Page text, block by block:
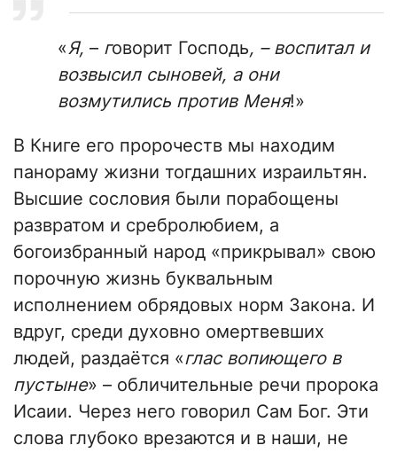
«Я, – говорит Господь, – воспитал и
возвысил сыновей, а они
возмутились против Меня!»
В Книге его пророчеств мы находим
панораму жизни тогдашних израильтян.
Высшие сословия были порабощены
развратом и сребролюбием, а
богоизбранный народ «прикрывал» свою
порочную жизнь буквальным
исполнением обрядовых норм Закона. И
вдруг, среди духовно омертвевших
людей, раздаётся «глас вопиющего в
пустыне» – обличительные речи пророка
Исаии. Через него говорил Сам Бог. Эти
слова глубоко врезаются и в наши, не